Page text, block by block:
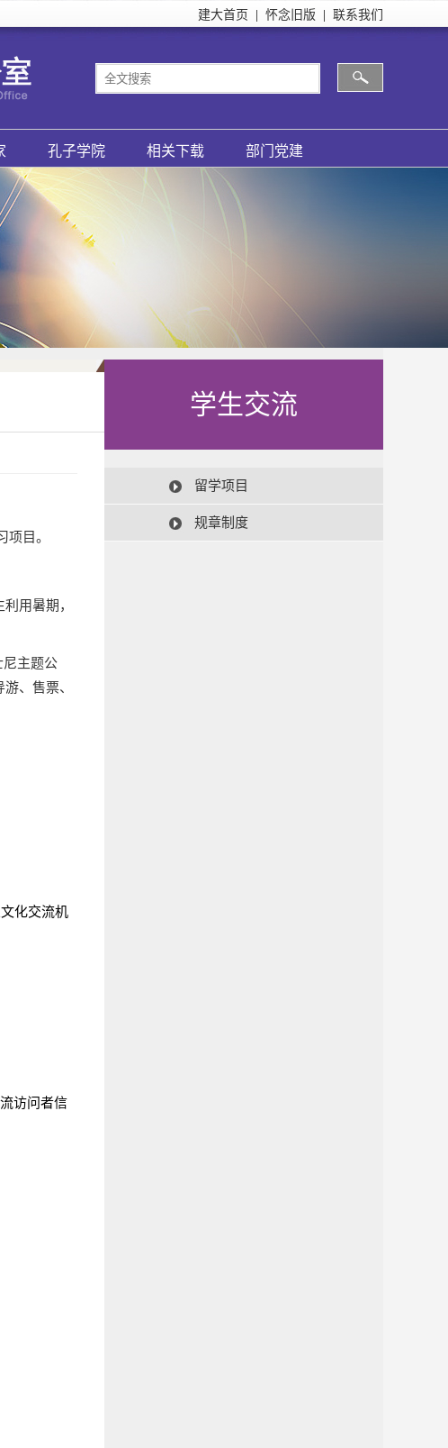
建大首页 怀念旧版 联系我们
孔子学院 相关下载 部门党建
目。
用暑期，
尼主题公
、售票、
化交流机
访问者信
学生交流
留学项目
规章制度